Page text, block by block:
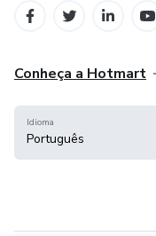
Conheça a Hotmart
Idioma
Português